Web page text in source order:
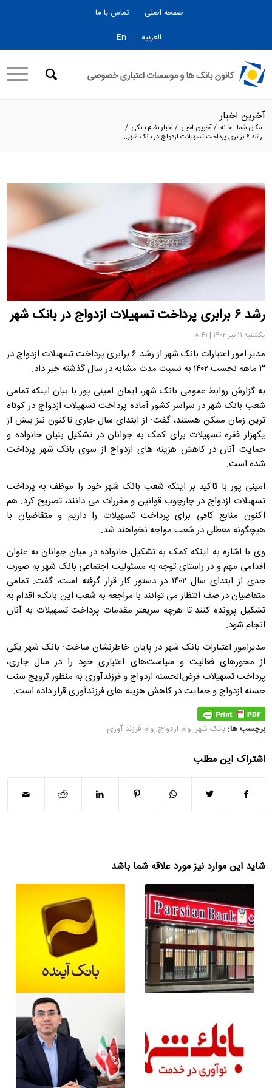
صفحه اصلی
تماس با ما
العربیه
En
آخرین اخبار
مکان شما: خانه /آخرین اخبار / اخبار نظام بانکی /
رشد ۶ برابری پرداخت تسهیلات ازدواج در بانک شهر...
رشد ۶ برابری پرداخت تسهیلات ازدواج در بانک شهر
یکشنبه ۱۱ تیر ۱۴۰۲ | ۸:۴۱
مدیر امور اعتبارات بانک شهر از رشد ۶ برابری پرداخت تسهیلات ازدواج در
۳ ماهه نخست ۱۴۰۲ به نسبت مدت مشابه در سال گذشته خبر داد.
به گزارش روابط عمومی بانک شهر، ایمان امینی پور با بیان اینکه تمامی
شعب بانک شهر در سراسر کشور آماده پرداخت تسهیلات ازدواج در کوتاه
ترین زمان ممکن هستند، گفت: از ابتدای سال جاری تاکنون نیز بیش از
یکهزار فقره تسهیلات برای کمک به جوانان در تشکیل بنیان خانواده و
حمایت آنان در کاهش هزینه های ازدواج از سوی بانک شهر پرداخت
شده است.
امینی پور با تاکید بر اینکه شعب بانک شهر خود را موظف به پرداخت
تسهیلات ازدواج در چارچوب قوانین و مقررات می دانند، تصریح کرد: هم
اکنون منابع کافی برای پرداخت تسهیلات را داریم و متقاضیان با
هیچگونه معطلی در شعب مواجه نخواهند شد.
وی با اشاره به اینکه کمک به تشکیل خانواده در میان جوانان به عنوان
اقدامی مهم و در راستای توجه به مسئولیت اجتماعی بانک شهر به صورت
جدی از ابتدای سال ۱۴۰۲ در دستور کار قرار گرفته است، گفت: تمامی
متقاضیان در صف انتظار می توانند با مراجعه به شعب این بانک؛ اقدام به
تشکیل پرونده کنند تا هرچه سریعتر مقدمات پرداخت تسهیلات به آنان
انجام شود.
مدیرامور اعتبارات بانک شهر در پایان خاطرنشان ساخت: بانک شهر یکی
از محورهای فعالیت و سیاست‌های اعتباری خود را در سال جاری،
پرداخت تسهیلات قرض‌الحسنه ازدواج و فرزندآوری به منظور ترویج سنت
حسنه ازدواج و حمایت در کاهش هزینه های فرزندآوری قرار داده است.
برچسب ها: بانک شهر,وام ازدواج,وام فرزند آوری
اشتراک این مطلب
شاید این موارد نیز مورد علاقه شما باشد